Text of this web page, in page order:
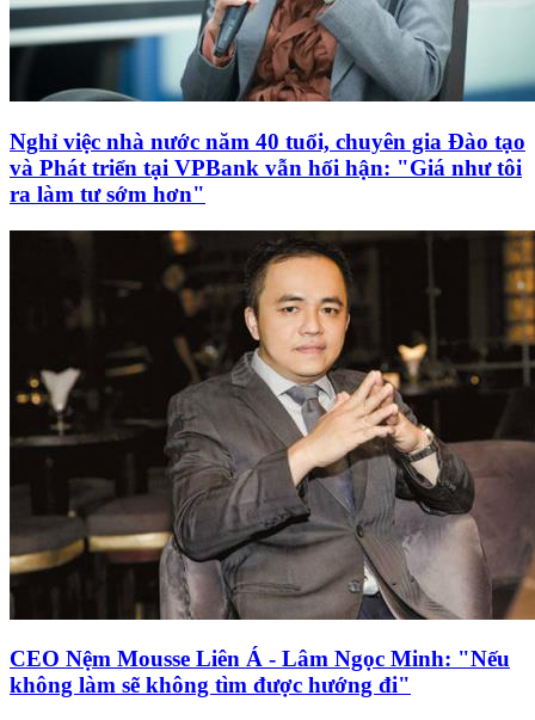
Nghỉ việc nhà nước năm 40 tuổi, chuyên gia Đào tạo
và Phát triển tại VPBank vẫn hối hận: "Giá như tôi
ra làm tư sớm hơn"
CEO Nệm Mousse Liên Á - Lâm Ngọc Minh: "Nếu
không làm sẽ không tìm được hướng đi"